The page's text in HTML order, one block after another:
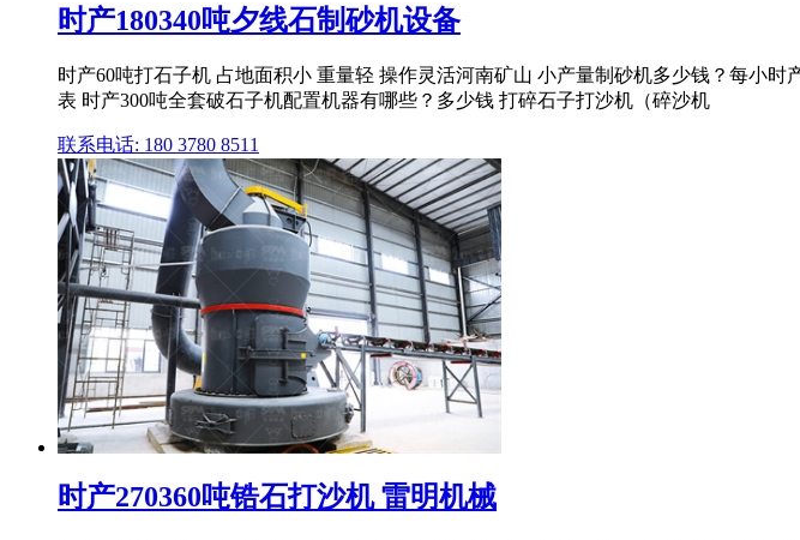
时产180340吨夕线石制砂机设备
时产60吨打石子机 占地面积小 重量轻 操作灵活河南矿山 小产量制砂机多少钱？每小
表 时产300吨全套破石子机配置机器有哪些？多少钱 打碎石子打沙机（碎沙机
联系电话: 180 3780 8511
时产270360吨锆石打沙机 雷明机械